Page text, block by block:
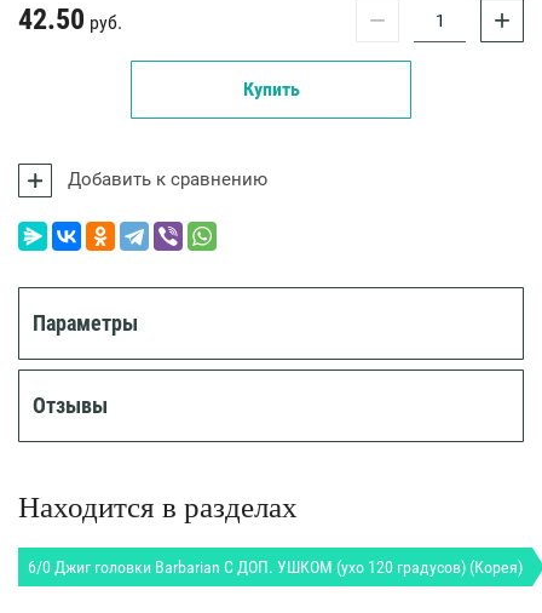
42.50 руб. − +
Купить
Добавить к сравнению
Параметры
Отзывы
Находится в разделах
6/0 Джиг головки Barbarian С ДОП. УШКОМ (ухо 120 градусов) (Корея)